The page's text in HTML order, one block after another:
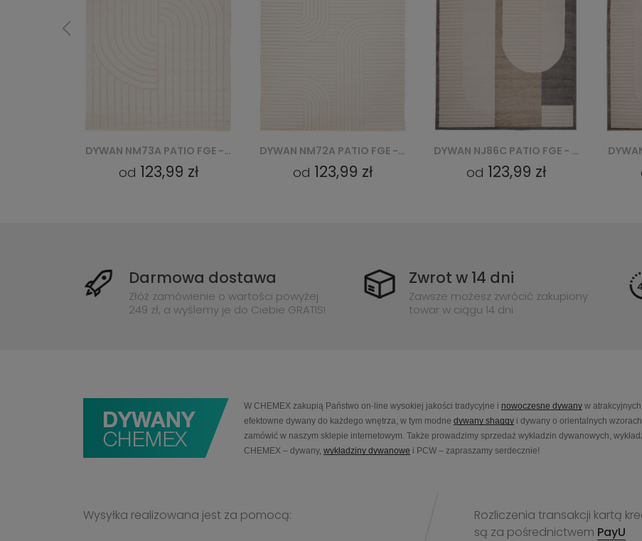
DYWAN NM72A PATIO FGE - KREMOWY
od 123,99 zł
DYWAN NJ86C PATIO FGE - KREMOWY
od 123,99 zł
DYWAN NJ86B PATIO FGE - KREMOWY
od 123,99 zł
Darmowa dostawa
Złóż zamówienie o wartości powyżej
249 zł, a wyślemy je do Ciebie GRATIS!
Zwrot w 14 dni
Zawsze możesz zwrócić zakupiony
towar w ciągu 14 dni
W CHEMEX zakupią Państwo on-line wysokiej jakości tradycyjne i nowoczesne dywany w
efektowne dywany do każdego wnętrza, w tym modne dywany shaggy i dywany o orientalnych
zamówić w naszym sklepie internetowym. Także prowadzimy sprzedaż wykładzin dywanowych,
CHEMEX – dywany, wykładziny dywanowe i PCW – zapraszamy serdecznie!
Wysyłka realizowana jest za pomocą:
Rozliczenia transakcji kartą
są za pośrednictwem PayU